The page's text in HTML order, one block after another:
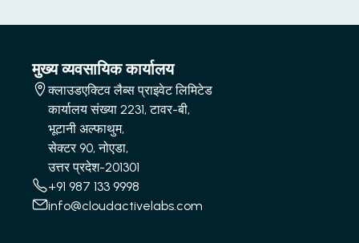
मुख्य व्यवसायिक कार्यालय
क्लाउडएक्टिव लैब्स प्राइवेट लिमिटेड
कार्यालय संख्या 2231, टावर-बी,
भूटानी अल्फाथुम,
सेक्टर 90, नोएडा,
उत्तर प्रदेश-201301
+91 987 133 9998
info@cloudactivelabs.com